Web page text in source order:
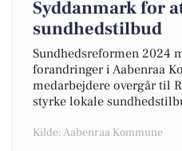
Syddanmark for
sundhedstilbud
Sundhedsreformen 2024
forandringer i Aabenraa
medarbejdere overgår til
styrke lokale
Kilde: Aabenraa Kommune